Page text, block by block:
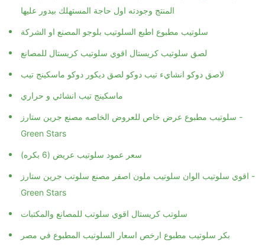
المنتج وجودته اول حاجة المستهلك بيدور عليها
سلوتيب مطبوع اطبع السلوتيب بلوجو المصنع او الشركة
لصق سلوتيب كريستال اقوي سلوتيب كريستال للمصانع
لاصق دوكو انشايء تيب دوكو لصق ديكور دوكو ماسكينج تيب
ماسكينج تيب انشائي و حراري
سلوتيب مطبوع عرض خاص للعروض الخاصه مصنع جرين ستارز -
Green Stars
سعر عمود سلوتيب عريض (6 بكره)
اقوي سلوتيب الوان سلوتيب ملون اصفر مصنع سلوتب جرين ستارز -
Green Stars
سلوتب كريستال اقوي سلوتب للمصانع والمكتبات
بكر سلوتيب مطبوع ارخص اسعار السلوتيب المطبوع في مصر